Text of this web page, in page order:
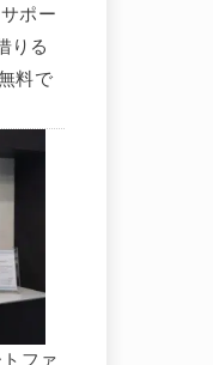
ポー
りる
料で
ファ